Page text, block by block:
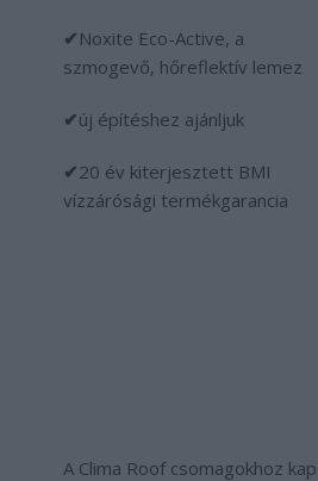
✔ Noxite Eco-Active, a
szmogevő, hőreflektív lemez
✔új építéshez ajánljuk
✔20 év kiterjesztett BMI
vízzárósági termékgarancia
A Clima Roof csomagokhoz